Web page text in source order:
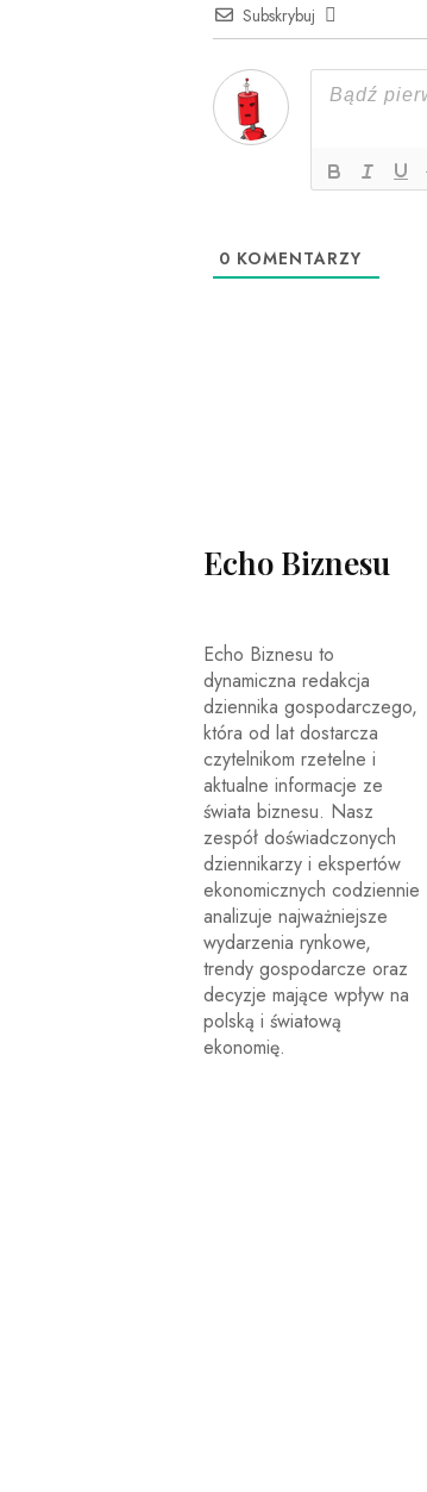
Subskrybuj
0 KOMENTARZY
Echo Biznesu
Echo Biznesu to
dynamiczna redakcja
dziennika gospodarczego,
która od lat dostarcza
czytelnikom rzetelne i
aktualne informacje ze
świata biznesu. Nasz
zespół doświadczonych
dziennikarzy i ekspertów
ekonomicznych codziennie
analizuje najważniejsze
wydarzenia rynkowe,
trendy gospodarcze oraz
decyzje mające wpływ na
polską i światową
ekonomię.